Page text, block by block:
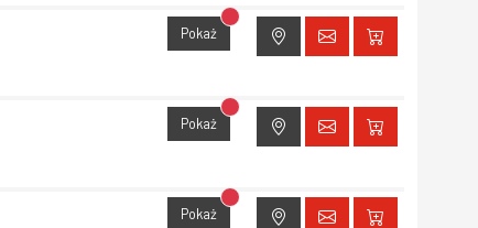
Pokaż Brak dostępu do lokalizacji
Pokaż Brak dostępu do lokalizacji
Pokaż Brak dostępu do lokalizacji